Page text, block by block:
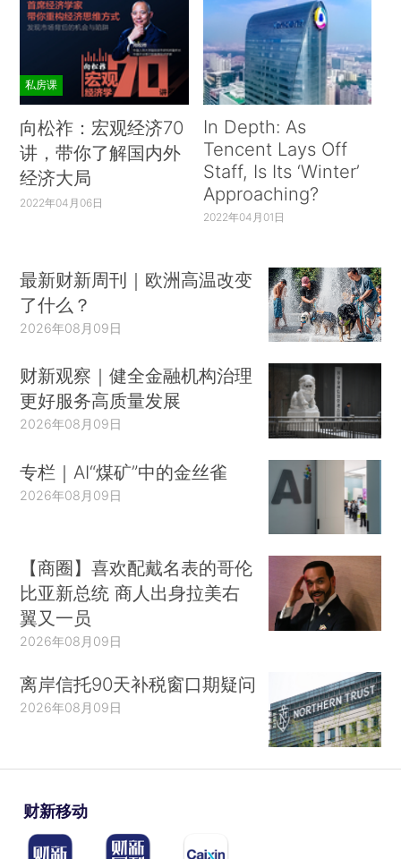
私房课
向松祚：宏观经济70
讲，带你了解国内外
经济大局
2022年04月06日
In Depth: As
Tencent Lays Off
Staff, Is Its ‘Winter’
Approaching?
2022年04月01日
最新财新周刊｜欧洲高温改变
了什么？
2026年08月09日
财新观察｜健全金融机构治理
更好服务高质量发展
2026年08月09日
专栏｜AI“煤矿”中的金丝雀
2026年08月09日
【商圈】喜欢配戴名表的哥伦
比亚新总统 商人出身拉美右
翼又一员
2026年08月09日
离岸信托90天补税窗口期疑问
2026年08月09日
财新移动